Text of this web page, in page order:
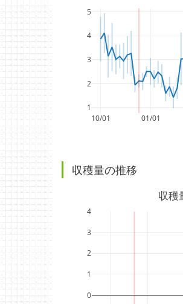
10/01 01/01
1
2
3
4
5
収穫量の推移
0
1
2
3
4
収穫